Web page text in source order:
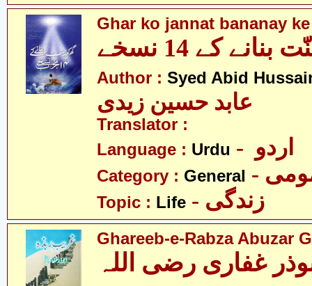
Ghar ko jannat bananay
کے 14 نسخے
Author : Syed Abid
عابد حسین زیدی
Translator :
Language : Urdu
Category : General
Topic : Life
Ghareeb-e-Rabza Abuzar
غفاری رضی اللہ